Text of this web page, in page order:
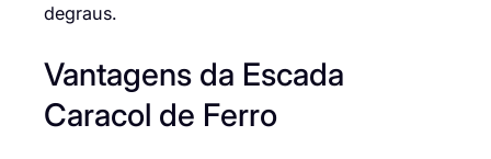
degraus.
Vantagens da Escada
Caracol de Ferro